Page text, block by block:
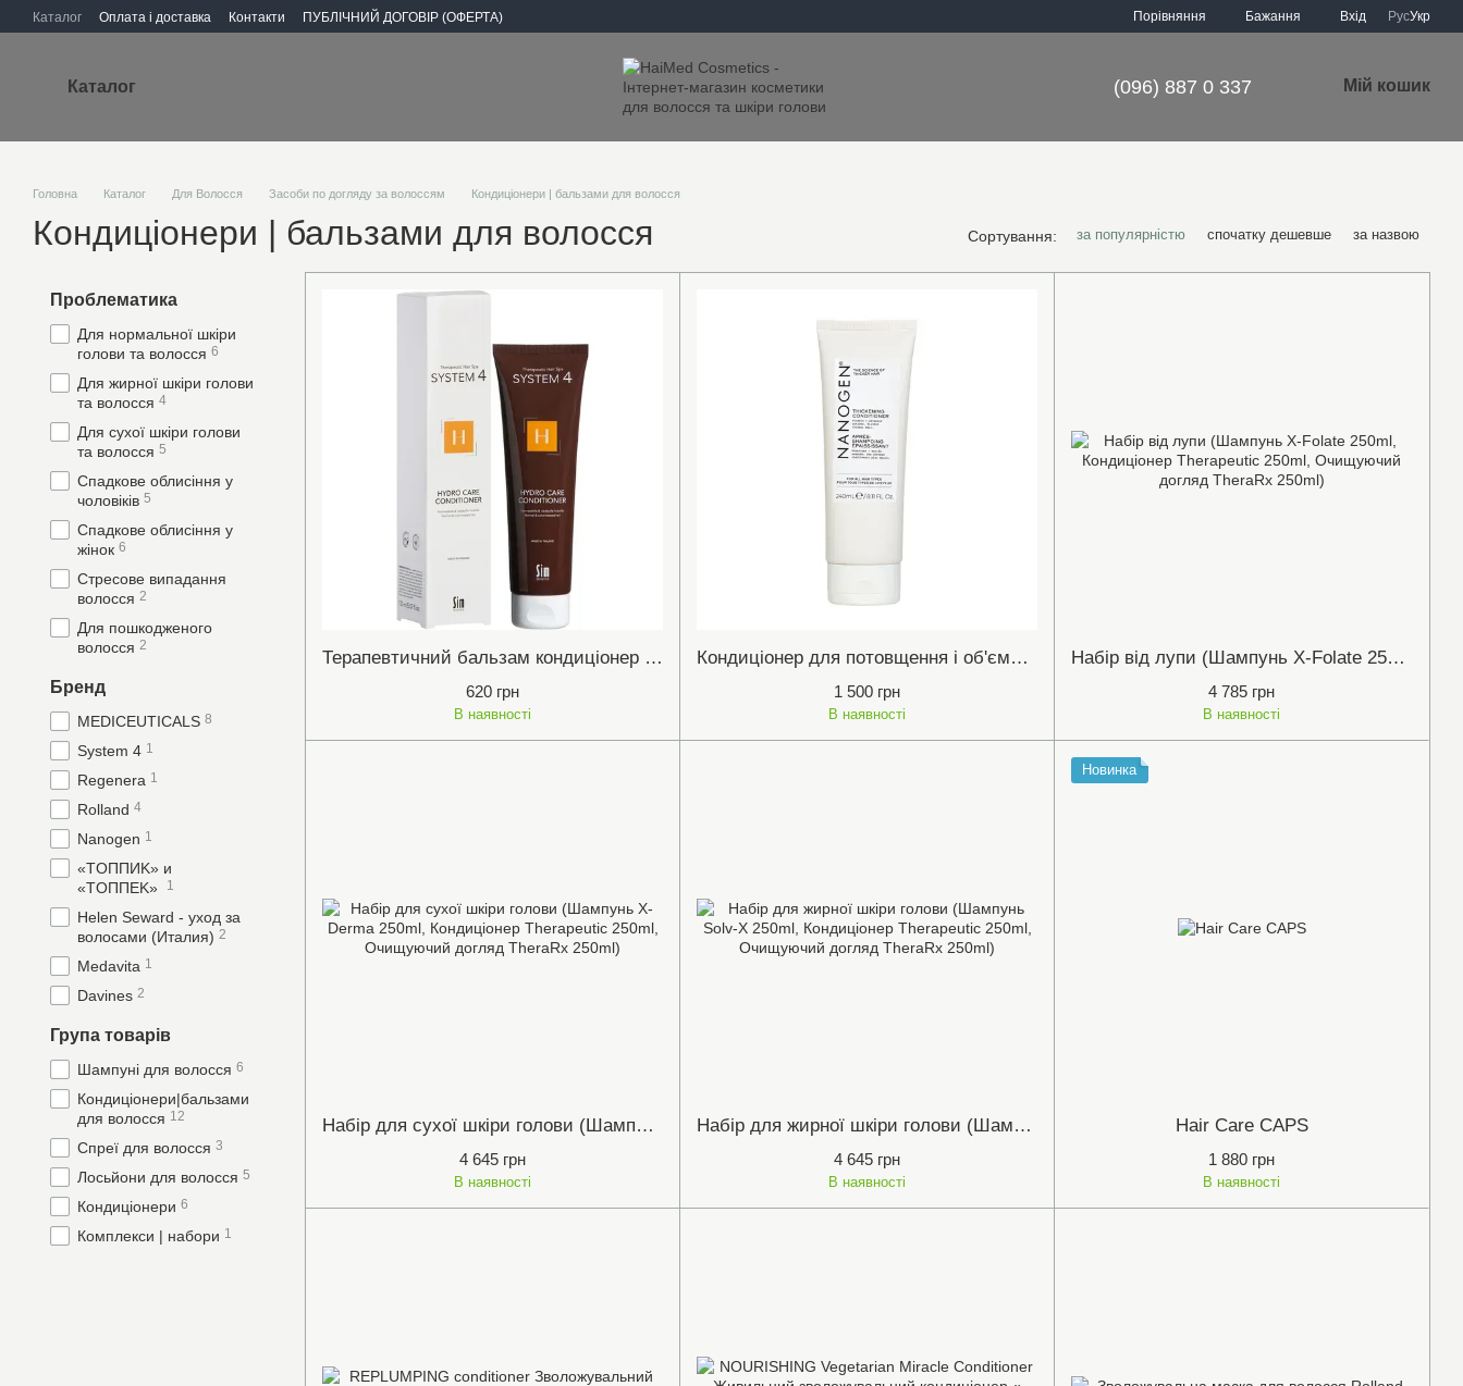
Перейти до основного контенту
Каталог Оплата і доставка Контакти ПУБЛІЧНИЙ ДОГОВІР (ОФЕРТА) Порівняння Бажання Вхід РусУкр
Каталог (096) 887 0 337 Мій кошик
Головна Каталог Для Волосся Засоби по догляду за волоссям Кондиціонери | бальзами для волосся
Кондиціонери | бальзами для волосся Сортування: за популярністю спочатку дешевше за назвою
Терапевтичний бальзам кондиціонер “Н” (Для нормального, сухого і пошкодженого волосся).
620 грн
В наявності
Кондиціонер для потовщення і об'єму Nanogen
1 500 грн
В наявності
Набір від лупи (Шампунь X-Folate 250ml, Кондиціонер Therapeutic 250ml, Очищуючий догляд TheraRx 250ml)
4 785 грн
В наявності
Набір для сухої шкіри голови (Шампунь X-Derma 250ml, Кондиціонер Therapeutic 250ml, Очищуючий догляд TheraRx 250ml)
4 645 грн
В наявності
Набір для жирної шкіри голови (Шампунь Solv-X 250ml, Кондиціонер Therapeutic 250ml, Очищуючий догляд TheraRx 250ml)
4 645 грн
В наявності
Новинка
Наir Care CAPS
1 880 грн
В наявності
Проблематика
Для нормальної шкіри
голови та волосся 6
Для жирної шкіри голови
та волосся 4
Для сухої шкіри голови
та волосся 5
Спадкове облисіння у
чоловіків 5
Спадкове облисіння у
жінок 6
Стресове випадання
волосся 2
Для пошкодженого
волосся 2
Бренд
MEDICEUTICALS 8
System 4 1
Regenera 1
Rolland 4
Nanogen 1
«TOППИK» и
«TOППЕK»
1
Helen Seward - уход за
волосами (Италия) 2
Medavita 1
Davines 2
Група товарів
Шампуні для волосся 6
Кондиціонери|бальзами
для волосся 12
Спреї для волосся 3
Лосьйони для волосся 5
Кондиціонери 6
Комплекси | набори 1